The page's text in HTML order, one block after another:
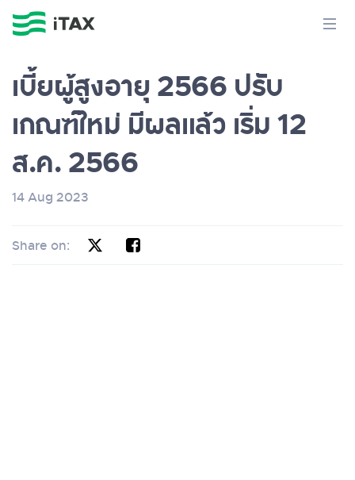
เบี้ยผู้สูงอายุ 2566 ปรับ
เกณฑ์ใหม่ มีผลแล้ว เริ่ม 12
ส.ค. 2566
14 Aug 2023
Share on: